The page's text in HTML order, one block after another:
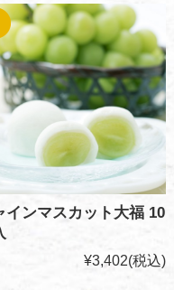
インマスカット大福 10
¥3,402(税込)